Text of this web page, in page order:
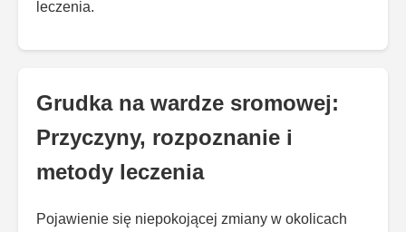
leczenia.
Grudka na wardze sromowej:
Przyczyny, rozpoznanie i
metody leczenia
Pojawienie się niepokojącej zmiany w okolicach